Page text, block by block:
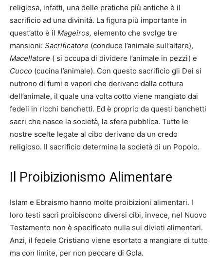
religiosa, infatti, una delle pratiche più antiche è il
sacrificio ad una divinità. La figura più importante in
quest’atto è il Mageiros, elemento che svolge tre
mansioni: Sacrificatore (conduce l’animale sull’altare),
Macellatore ( si occupa di dividere l’animale in pezzi) e
Cuoco (cucina l’animale). Con questo sacrificio gli Dei si
nutrono di fumi e vapori che derivano dalla cottura
dell’animale, il quale una volta cotto viene mangiato dai
fedeli in ricchi banchetti. Ed è proprio da questi banchetti
sacri che nasce la società, la sfera pubblica. Tutte le
nostre scelte legate al cibo derivano da un credo
religioso. Il sacrificio determina la società di un Popolo.
Il Proibizionismo Alimentare
Islam e Ebraismo hanno molte proibizioni alimentari. I
loro testi sacri proibiscono diversi cibi, invece, nel Nuovo
Testamento non è specificato nulla sui divieti alimentari.
Anzi, il fedele Cristiano viene esortato a mangiare di tutto
ma con limite, per non peccare di Gola.